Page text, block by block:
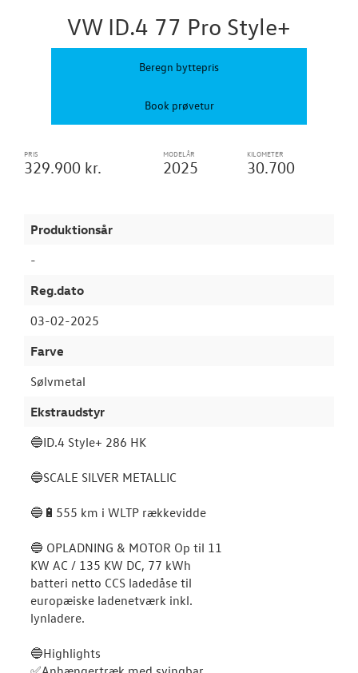
RESERVEDELE
VW ID.4 77 Pro Style+
Beregn byttepris
Book prøvetur
PRIS
329.900 kr.
MODELÅR
2025
KILOMETER
30.700
Produktionsår
-
Reg.dato
03-02-2025
Farve
Sølvmetal
Ekstraudstyr
🔵️ID.4 Style+ 286 HK
🔵SCALE SILVER METALLIC
🔵🔋555 km i WLTP rækkevidde
🔵 OPLADNING & MOTOR Op til 11
KW AC / 135 KW DC, 77 kWh
batteri netto CCS ladedåse til
europæiske ladenetværk inkl.
lynladere.
🔵Highlights